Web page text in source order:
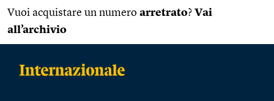
Vuoi acquistare un numero arretrato? Vai
all’archivio